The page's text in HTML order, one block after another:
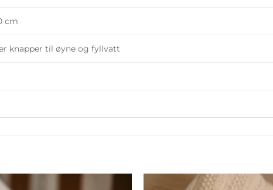
cm
knapper til øyne og fyllvatt